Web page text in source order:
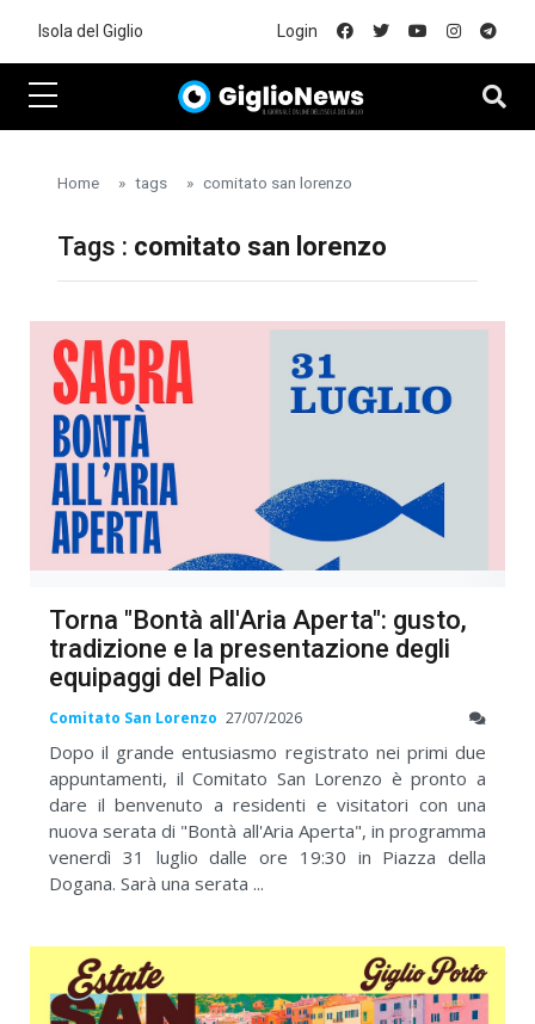
Isola del Giglio Login
Home tags comitato san lorenzo
Tags : comitato san lorenzo
Torna "Bontà all'Aria Aperta": gusto,
tradizione e la presentazione degli
equipaggi del Palio
Comitato San Lorenzo 27/07/2026
Dopo il grande entusiasmo registrato nei primi due
appuntamenti, il Comitato San Lorenzo è pronto a
dare il benvenuto a residenti e visitatori con una
nuova serata di "Bontà all'Aria Aperta", in programma
venerdì 31 luglio dalle ore 19:30 in Piazza della
Dogana. Sarà una serata ...